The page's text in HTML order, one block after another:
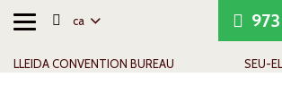
Alternar
ca
LLEIDA CONVENTION BUREAU SEU-